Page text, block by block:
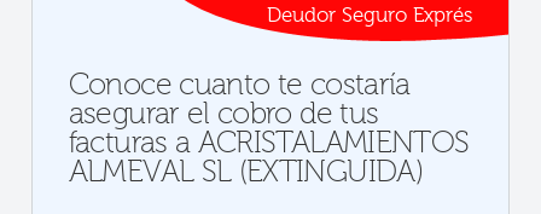
Deudor Seguro Exprés
Conoce cuanto te costaría
asegurar el cobro de tus
facturas a ACRISTALAMIENTOS
ALMEVAL SL (EXTINGUIDA)